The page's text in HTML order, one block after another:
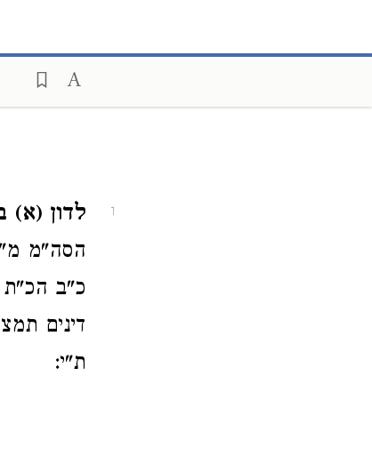
1 לדון (א)
הסה"מ
כ"ב הכ"ת
דינים
ת"י: